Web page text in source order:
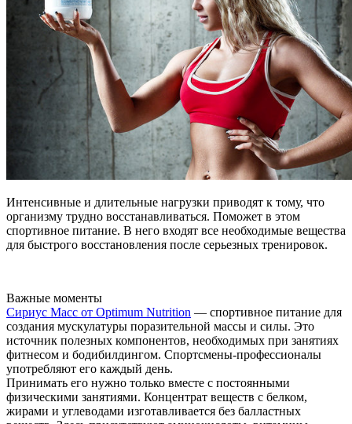
Интенсивные и длительные нагрузки приводят к тому, что
организму трудно восстанавливаться. Поможет в этом
спортивное питание. В него входят все необходимые вещества
для быстрого восстановления после серьезных тренировок.
Важные моменты
Сириус Масс от Optimum Nutrition — спортивное питание для
создания мускулатуры поразительной массы и силы. Это
источник полезных компонентов, необходимых при занятиях
фитнесом и бодибилдингом. Спортсмены-профессионалы
употребляют его каждый день.
Принимать его нужно только вместе с постоянными
физическими занятиями. Концентрат веществ с белком,
жирами и углеводами изготавливается без балластных